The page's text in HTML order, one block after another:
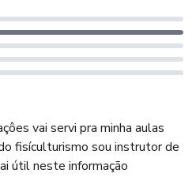
vai servi pra minha aulas
fisículturismo sou instrutor de
útil neste informação